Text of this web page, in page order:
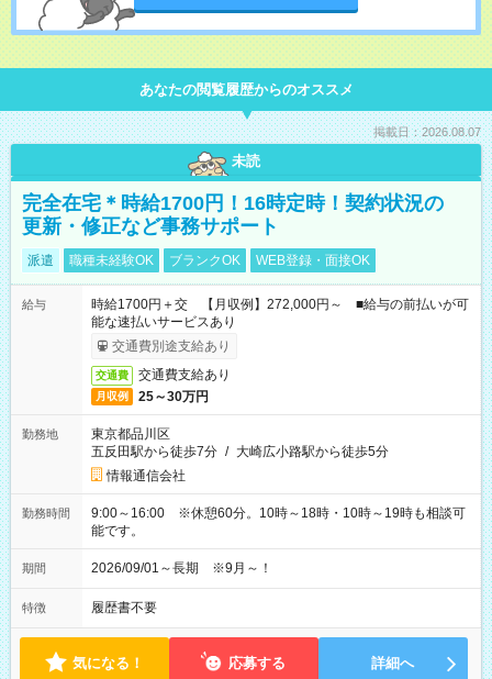
あなたの閲覧履歴からのオススメ
掲載日：2026.08.07
未読
完全在宅＊時給1700円！16時定時！契約状況の
更新・修正など事務サポート
派遣 職種未経験OK ブランクOK WEB登録・面接OK
給与
時給1700円＋交 【月収例】272,000円～ ■給与の前払いが可
能な速払いサービスあり
交通費別途支給あり
交通費 交通費支給あり
月収例 25～30万円
勤務地
東京都品川区
五反田駅から徒歩7分 / 大崎広小路駅から徒歩5分
情報通信会社
勤務時間
9:00～16:00 ※休憩60分。10時～18時・10時～19時も相談可
能です。
期間 2026/09/01～長期 ※9月～！
特徴 履歴書不要
気になる！ 応募する 詳細へ